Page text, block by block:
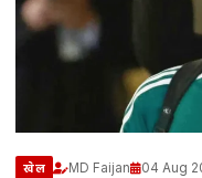
खेल MD Faijan 04 Aug